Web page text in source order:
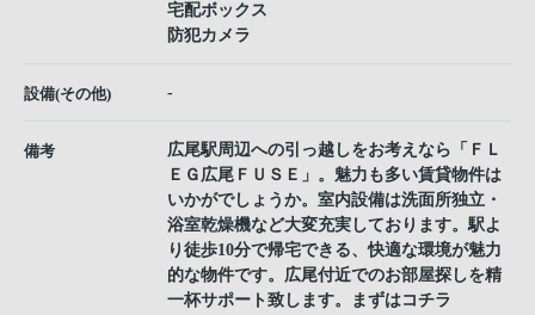
宅配ボックス
防犯カメラ
設備(その他) -
備考
広尾駅周辺への引っ越しをお考えなら「ＦＬ
ＥＧ広尾ＦＵＳＥ」。魅力も多い賃貸物件は
いかがでしょうか。室内設備は洗面所独立・
浴室乾燥機など大変充実しております。駅よ
り徒歩10分で帰宅できる、快適な環境が魅力
的な物件です。広尾付近でのお部屋探しを精
一杯サポート致します。まずはコチラ